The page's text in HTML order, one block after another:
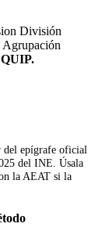
División
Agrupación
del epígrafe oficial
del INE. Úsala
la AEAT si la